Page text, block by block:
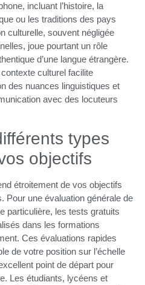
incluant l’histoire, la
ou les traditions des pays
culturelle, souvent négligée
joue pourtant un rôle
d’une langue étrangère.
culturel facilite
des nuances linguistiques et
avec des locuteurs
types
objectifs
étroitement de vos objectifs
Pour une évaluation générale de
particulière, les tests gratuits
dans les formations
Ces évaluations rapides
de votre position sur l’échelle
point de départ pour
Les étudiants, lycéens et